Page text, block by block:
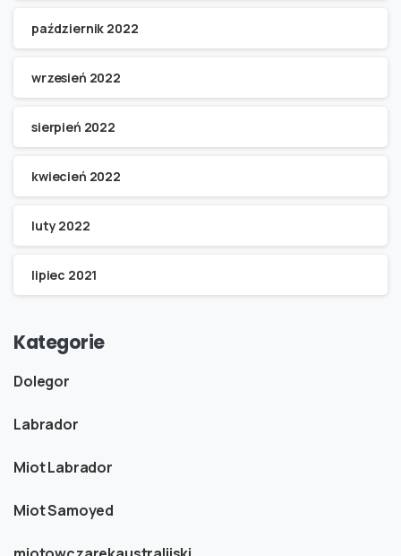
październik 2022
wrzesień 2022
sierpień 2022
kwiecień 2022
luty 2022
lipiec 2021
Kategorie
Dolegor
Labrador
Miot Labrador
Miot Samoyed